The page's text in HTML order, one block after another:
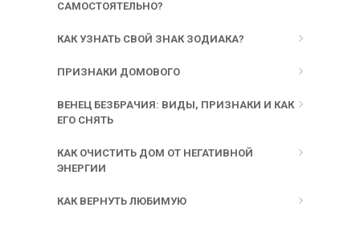
САМОСТОЯТЕЛЬНО?
КАК УЗНАТЬ СВОЙ ЗНАК ЗОДИАКА?
ПРИЗНАКИ ДОМОВОГО
ВЕНЕЦ БЕЗБРАЧИЯ: ВИДЫ, ПРИЗНАКИ И КАК
ЕГО СНЯТЬ
КАК ОЧИСТИТЬ ДОМ ОТ НЕГАТИВНОЙ
ЭНЕРГИИ
КАК ВЕРНУТЬ ЛЮБИМУЮ